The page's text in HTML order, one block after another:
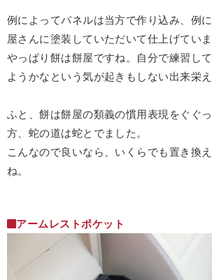
例によってパネルは当方で作り込み、例
屋さんに塗装していただいて仕上げていま
やっぱり餅は餅屋ですね。自分で練習し
ようかなという気が起きもしない出来栄え
ふと、餅は餅屋の類義の慣用表現をぐぐ
方、蛇の道は蛇とでました。
こんなので良いなら、いくらでも置き換
ね。
アームレストポケット